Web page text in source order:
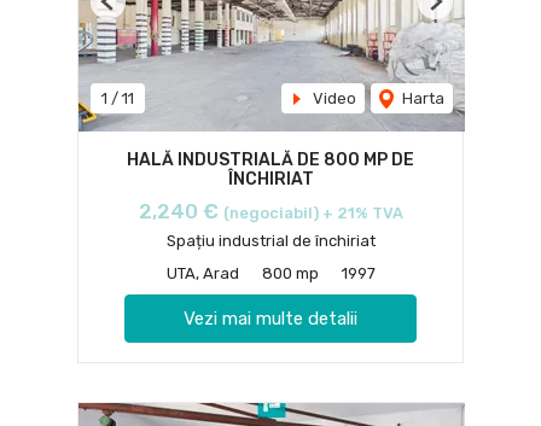
1 / 11 Video Harta
Previous Next
HALĂ INDUSTRIALĂ DE 800 MP DE
ÎNCHIRIAT
2,240 € (negociabil) + 21% TVA
Spațiu industrial de închiriat
UTA, Arad
800 mp 1997
Vezi mai multe detalii